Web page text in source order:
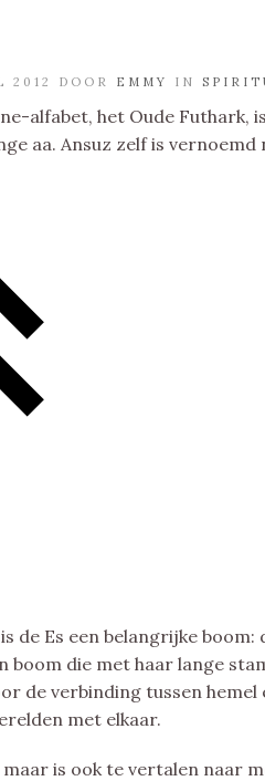
2012 DOOR EMMY IN
alfabet, het Oude Futhark,
aa. Ansuz zelf is vernoemd
de Es een belangrijke boom:
boom die met haar lange
de verbinding tussen
met elkaar.
maar is ook te vertalen naar